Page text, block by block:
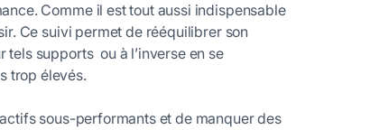
Comme il est tout aussi indispensable
Ce suivi permet de rééquilibrer son
supports ou à l’inverse en se
trop élevés.
sous-performants et de manquer des